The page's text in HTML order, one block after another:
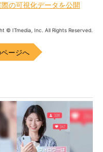
の可視化データを公開
© ITmedia, Inc. All Rights Reserved.
ージへ